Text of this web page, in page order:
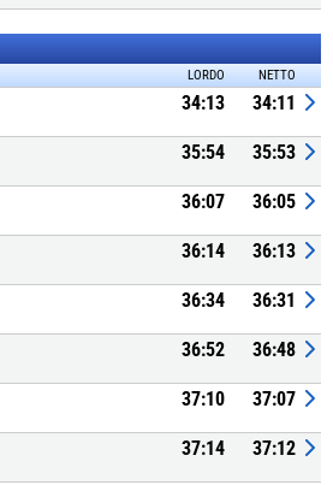
LORDO NETTO
34:13 34:11
35:54 35:53
36:07 36:05
36:14 36:13
36:34 36:31
36:52 36:48
37:10 37:07
37:14 37:12